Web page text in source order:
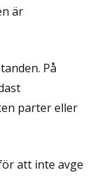
är
På
parter eller
att inte avge